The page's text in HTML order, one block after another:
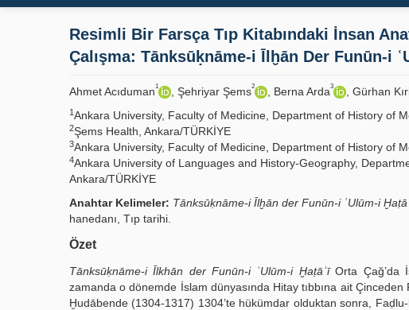
Resimli Bir Farsça Tıp Kitabındaki İnsan
Çalışma: Tānksūḳnāme-i Īlḫān Der Funūn-i
Ahmet Acıduman1 , Şehriyar Şems2 , Berna Arda3 , Gürhan
1Ankara University, Faculty of Medicine, Department of History of
2Şems Health, Ankara/TÜRKİYE
3Ankara University, Faculty of Medicine, Department of History of
4Ankara University of Languages and History-Geography,
Ankara/TÜRKİYE
Anahtar Kelimeler: Tānksūḳnāme-i Īlḫān der Funūn-i ʿUlūm-i
hanedanı, Tıp tarihi.
Özet
Tānksūḳnāme-i Īlkhān der Funūn-i ʿUlūm-i ḪaṭāʾīOrta Çağ’da
zamanda o dönemde İslam dünyasında Hitay tıbbına ait
Ḫudābende (1304-1317) 1304’te hükümdar olduktan sonra,